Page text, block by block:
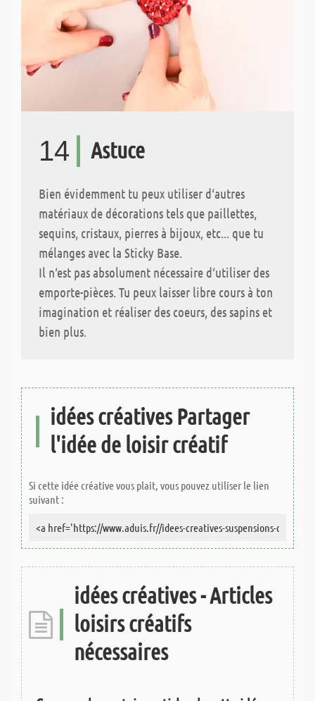
14 Astuce
Bien évidemment tu peux utiliser d‘autres
matériaux de décorations tels que paillettes,
sequins, cristaux, pierres à bijoux, etc... que tu
mélanges avec la Sticky Base.
Il n‘est pas absolument nécessaire d‘utiliser des
emporte-pièces. Tu peux laisser libre cours à ton
imagination et réaliser des coeurs, des sapins et
bien plus.
idées créatives Partager
l'idée de loisir créatif
Si cette idée créative vous plait, vous pouvez utiliser le lien
suivant :
idées créatives - Articles
loisirs créatifs
nécessaires